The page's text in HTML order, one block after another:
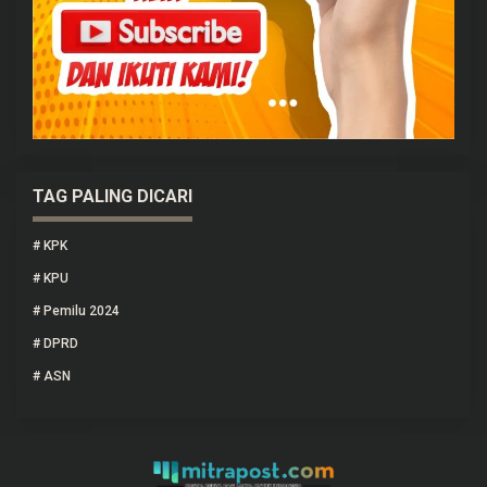
TAG PALING DICARI
# KPK
# KPU
# Pemilu 2024
# DPRD
# ASN